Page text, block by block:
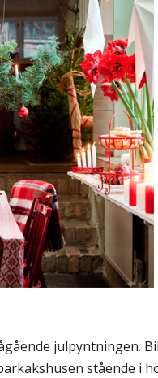
julpyntningen.
stående i